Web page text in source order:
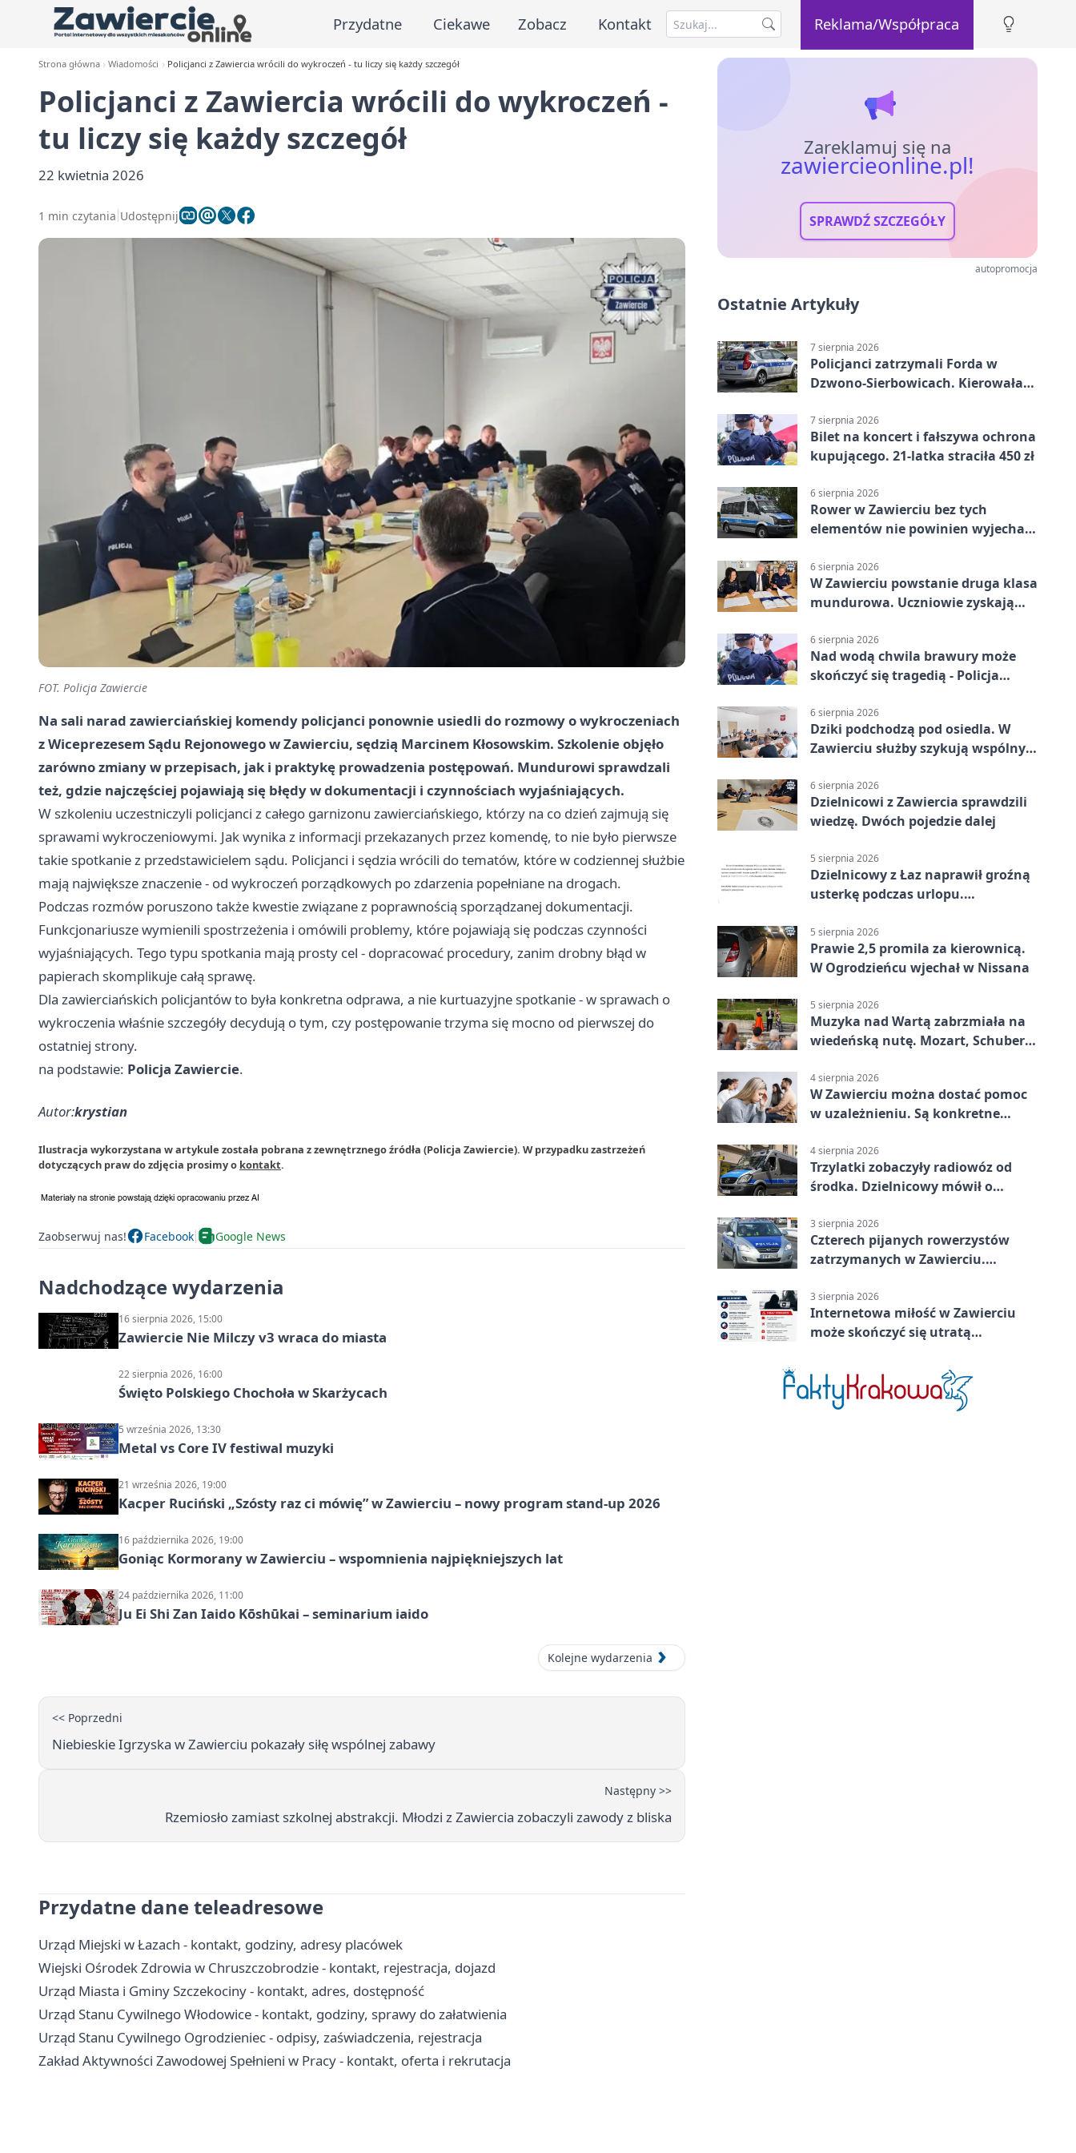
Przydatne Ciekawe Zobacz Kontakt Reklama/Współpraca
Strona główna Wiadomości Policjanci z Zawiercia wrócili do wykroczeń - tu liczy się każdy szczegół
Policjanci z Zawiercia wrócili do wykroczeń -
tu liczy się każdy szczegół
22 kwietnia 2026
1 min czytania Udostępnij
FOT. Policja Zawiercie
Na sali narad zawierciańskiej komendy policjanci ponownie usiedli do rozmowy o wykroczeniach
z Wiceprezesem Sądu Rejonowego w Zawierciu, sędzią Marcinem Kłosowskim. Szkolenie objęło
zarówno zmiany w przepisach, jak i praktykę prowadzenia postępowań. Mundurowi sprawdzali
też, gdzie najczęściej pojawiają się błędy w dokumentacji i czynnościach wyjaśniających.
W szkoleniu uczestniczyli policjanci z całego garnizonu zawierciańskiego, którzy na co dzień zajmują się
sprawami wykroczeniowymi. Jak wynika z informacji przekazanych przez komendę, to nie było pierwsze
takie spotkanie z przedstawicielem sądu. Policjanci i sędzia wrócili do tematów, które w codziennej służbie
mają największe znaczenie - od wykroczeń porządkowych po zdarzenia popełniane na drogach.
Podczas rozmów poruszono także kwestie związane z poprawnością sporządzanej dokumentacji.
Funkcjonariusze wymienili spostrzeżenia i omówili problemy, które pojawiają się podczas czynności
wyjaśniających. Tego typu spotkania mają prosty cel - dopracować procedury, zanim drobny błąd w
papierach skomplikuje całą sprawę.
Dla zawierciańskich policjantów to była konkretna odprawa, a nie kurtuazyjne spotkanie - w sprawach o
wykroczenia właśnie szczegóły decydują o tym, czy postępowanie trzyma się mocno od pierwszej do
ostatniej strony.
na podstawie: Policja Zawiercie.
Autor:krystian
Ilustracja wykorzystana w artykule została pobrana z zewnętrznego źródła (Policja Zawiercie). W przypadku zastrzeżeń
dotyczących praw do zdjęcia prosimy o kontakt.
Zaobserwuj nas! Facebook Google News
Nadchodzące wydarzenia
16 sierpnia 2026, 15:00
Zawiercie Nie Milczy v3 wraca do miasta
22 sierpnia 2026, 16:00
Święto Polskiego Chochoła w Skarżycach
5 września 2026, 13:30
Metal vs Core IV festiwal muzyki
21 września 2026, 19:00
Kacper Ruciński „Szósty raz ci mówię” w Zawierciu – nowy program stand-up 2026
16 października 2026, 19:00
Goniąc Kormorany w Zawierciu – wspomnienia najpiękniejszych lat
24 października 2026, 11:00
Ju Ei Shi Zan Iaido Kōshūkai – seminarium iaido
Kolejne wydarzenia
<< Poprzedni
Niebieskie Igrzyska w Zawierciu pokazały siłę wspólnej zabawy
Następny >>
Rzemiosło zamiast szkolnej abstrakcji. Młodzi z Zawiercia zobaczyli zawody z bliska
Przydatne dane teleadresowe
Urząd Miejski w Łazach - kontakt, godziny, adresy placówek
Wiejski Ośrodek Zdrowia w Chruszczobrodzie - kontakt, rejestracja, dojazd
Urząd Miasta i Gminy Szczekociny - kontakt, adres, dostępność
Urząd Stanu Cywilnego Włodowice - kontakt, godziny, sprawy do załatwienia
Urząd Stanu Cywilnego Ogrodzieniec - odpisy, zaświadczenia, rejestracja
Zakład Aktywności Zawodowej Spełnieni w Pracy - kontakt, oferta i rekrutacja
Zareklamuj się na
zawiercieonline.pl!
SPRAWDŹ SZCZEGÓŁY
autopromocja
Ostatnie Artykuły
7 sierpnia 2026
Policjanci zatrzymali Forda w
Dzwono-Sierbowicach. Kierowała
7 sierpnia 2026
Bilet na koncert i fałszywa ochrona
kupującego. 21-latka straciła 450 zł
6 sierpnia 2026
Rower w Zawierciu bez tych
elementów nie powinien wyjechać
6 sierpnia 2026
W Zawierciu powstanie druga klasa
mundurowa. Uczniowie zyskają
6 sierpnia 2026
Nad wodą chwila brawury może
skończyć się tragedią - Policja
6 sierpnia 2026
Dziki podchodzą pod osiedla. W
Zawierciu służby szykują wspólny
6 sierpnia 2026
Dzielnicowi z Zawiercia sprawdzili
wiedzę. Dwóch pojedzie dalej
5 sierpnia 2026
Dzielnicowy z Łaz naprawił groźną
usterkę podczas urlopu.
5 sierpnia 2026
Prawie 2,5 promila za kierownicą.
W Ogrodzieńcu wjechał w Nissana
5 sierpnia 2026
Muzyka nad Wartą zabrzmiała na
wiedeńską nutę. Mozart, Schubert i
4 sierpnia 2026
W Zawierciu można dostać pomoc
w uzależnieniu. Są konkretne
4 sierpnia 2026
Trzylatki zobaczyły radiowóz od
środka. Dzielnicowy mówił o
3 sierpnia 2026
Czterech pijanych rowerzystów
zatrzymanych w Zawierciu.
promila
3 sierpnia 2026
Internetowa miłość w Zawierciu
może skończyć się utratą